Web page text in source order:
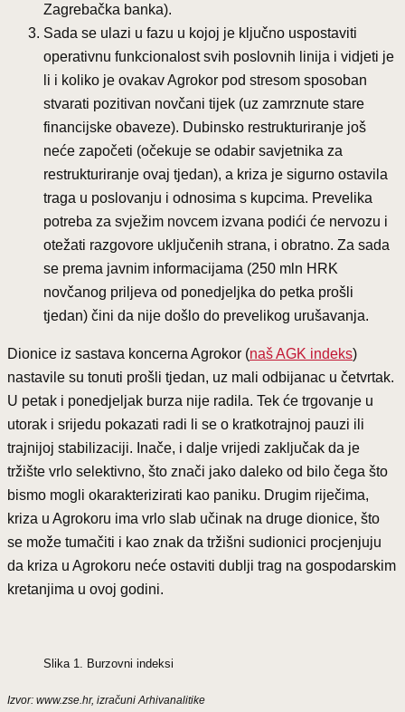
Zagrebačka banka).
Sada se ulazi u fazu u kojoj je ključno uspostaviti
operativnu funkcionalost svih poslovnih linija i vidjeti je
li i koliko je ovakav Agrokor pod stresom sposoban
stvarati pozitivan novčani tijek (uz zamrznute stare
financijske obaveze). Dubinsko restrukturiranje još
neće započeti (očekuje se odabir savjetnika za
restrukturiranje ovaj tjedan), a kriza je sigurno ostavila
traga u poslovanju i odnosima s kupcima. Prevelika
potreba za svježim novcem izvana podići će nervozu i
otežati razgovore uključenih strana, i obratno. Za sada
se prema javnim informacijama (250 mln HRK
novčanog priljeva od ponedjeljka do petka prošli
tjedan) čini da nije došlo do prevelikog urušavanja.
Dionice iz sastava koncerna Agrokor (naš AGK indeks)
nastavile su tonuti prošli tjedan, uz mali odbijanac u četvrtak.
U petak i ponedjeljak burza nije radila. Tek će trgovanje u
utorak i srijedu pokazati radi li se o kratkotrajnoj pauzi ili
trajnijoj stabilizaciji. Inače, i dalje vrijedi zaključak da je
tržište vrlo selektivno, što znači jako daleko od bilo čega što
bismo mogli okarakterizirati kao paniku. Drugim riječima,
kriza u Agrokoru ima vrlo slab učinak na druge dionice, što
se može tumačiti i kao znak da tržišni sudionici procjenjuju
da kriza u Agrokoru neće ostaviti dublji trag na gospodarskim
kretanjima u ovoj godini.
Slika 1. Burzovni indeksi
Izvor: www.zse.hr, izračuni Arhivanalitike